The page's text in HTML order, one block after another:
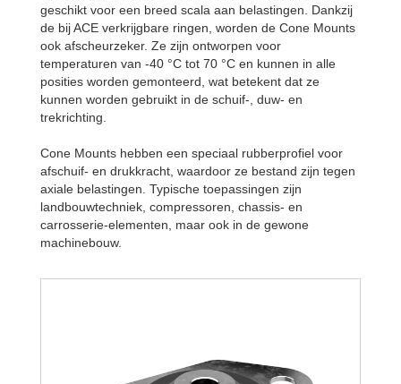
geschikt voor een breed scala aan belastingen. Dankzij
de bij ACE verkrijgbare ringen, worden de Cone Mounts
ook afscheurzeker. Ze zijn ontworpen voor
temperaturen van -40 °C tot 70 °C en kunnen in alle
posities worden gemonteerd, wat betekent dat ze
kunnen worden gebruikt in de schuif-, duw- en
trekrichting.
Cone Mounts hebben een speciaal rubberprofiel voor
afschuif- en drukkracht, waardoor ze bestand zijn tegen
axiale belastingen. Typische toepassingen zijn
landbouwtechniek, compressoren, chassis- en
carrosserie-elementen, maar ook in de gewone
machinebouw.